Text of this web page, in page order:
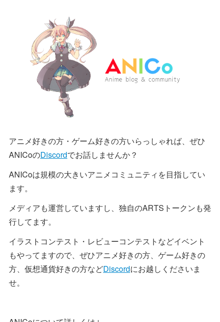
アニメ好きの方・ゲーム好きの方いらっしゃれば、ぜひ
ANICoのDiscordでお話しませんか？
ANICoは規模の大きいアニメコミュニティを目指してい
ます。
メディアも運営していますし、独自のARTSトークンも発
行してます。
イラストコンテスト・レビューコンテストなどイベント
もやってますので、ぜひアニメ好きの方、ゲーム好きの
方、仮想通貨好きの方などDiscordにお越しくださいま
せ。